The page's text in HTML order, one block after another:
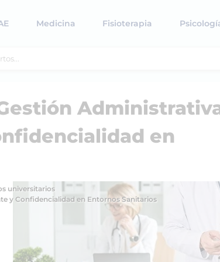
Medicina Fisioterapia
en
universitarios
y Confidencialidad en Entornos Sanitarios